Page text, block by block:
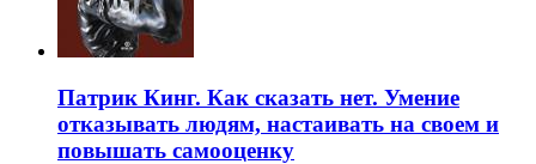
Патрик Кинг. Как сказать нет. Умение
отказывать людям, настаивать на своем и
повышать самооценку